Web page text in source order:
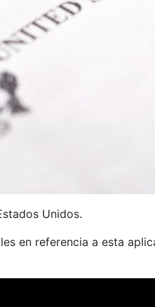
Unidos.
en referencia a esta